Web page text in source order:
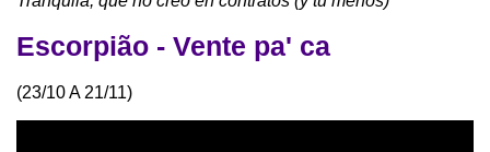
Escorpião - Vente pa' ca
(23/10 A 21/11)